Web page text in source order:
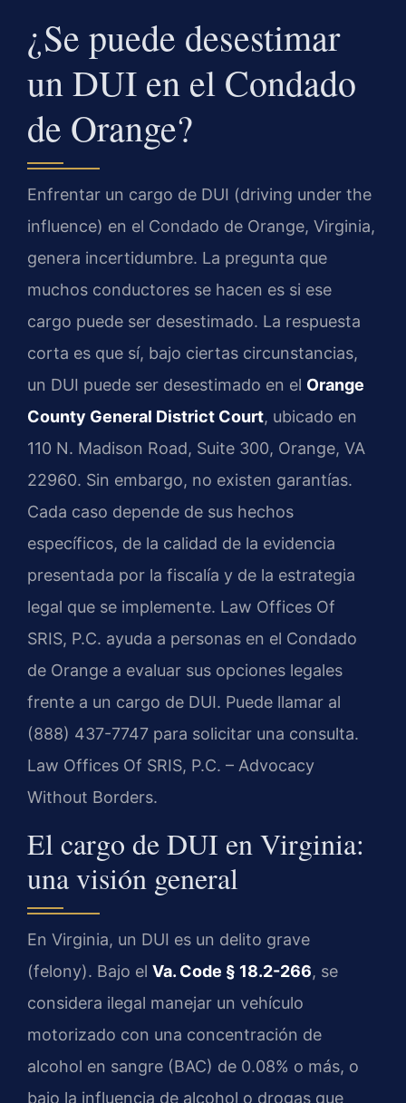
¿Se puede desestimar
un DUI en el Condado
de Orange?
Enfrentar un cargo de DUI (driving under the
influence) en el Condado de Orange, Virginia,
genera incertidumbre. La pregunta que
muchos conductores se hacen es si ese
cargo puede ser desestimado. La respuesta
corta es que sí, bajo ciertas circunstancias,
un DUI puede ser desestimado en el Orange
County General District Court, ubicado en
110 N. Madison Road, Suite 300, Orange, VA
22960. Sin embargo, no existen garantías.
Cada caso depende de sus hechos
específicos, de la calidad de la evidencia
presentada por la fiscalía y de la estrategia
legal que se implemente. Law Offices Of
SRIS, P.C. ayuda a personas en el Condado
de Orange a evaluar sus opciones legales
frente a un cargo de DUI. Puede llamar al
(888) 437-7747 para solicitar una consulta.
Law Offices Of SRIS, P.C. – Advocacy
Without Borders.
El cargo de DUI en Virginia:
una visión general
En Virginia, un DUI es un delito grave
(felony). Bajo el Va. Code § 18.2-266, se
considera ilegal manejar un vehículo
motorizado con una concentración de
alcohol en sangre (BAC) de 0.08% o más, o
bajo la influencia de alcohol o drogas que